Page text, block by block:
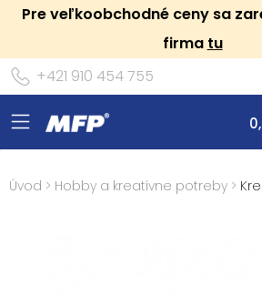
Pre veľkoobchodné ceny sa
firma tu
+421 910 454 755
Úvod > Hobby a kreatívne potreby >